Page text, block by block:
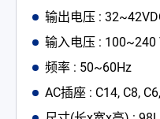
输出电压 :
输入电压 : 100~240
频率 : 50~60Hz
AC插座 : C14, C8,